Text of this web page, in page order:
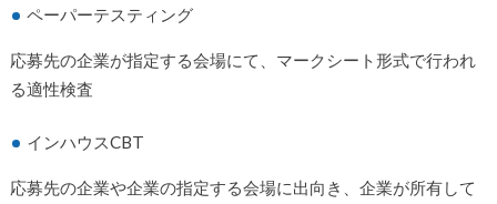
ペーパーテスティング
応募先の企業が指定する会場にて、マークシート形式で行われ
る適性検査
インハウスCBT
応募先の企業や企業の指定する会場に出向き、企業が所有して